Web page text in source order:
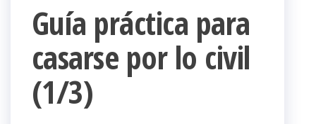
Guía práctica para
casarse por lo civil
(1/3)